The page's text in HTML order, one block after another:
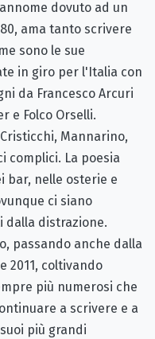
dovuto ad un
ama tanto scrivere
sono le sue
in giro per l'Italia con
da Francesco Arcuri
e Folco Orselli.
Mannarino,
complici. La poesia
bar, nelle osterie e
ci siano
dalla distrazione.
passando anche dalla
2011, coltivando
più numerosi che
a scrivere e a
più grandi